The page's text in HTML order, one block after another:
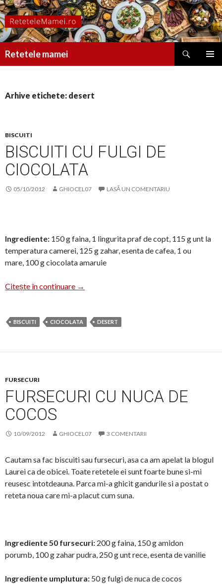
Retetele mamei
Arhive etichete: desert
BISCUITI
BISCUITI CU FULGI DE
CIOCOLATA
05/10/2012 GHIOCEL07 LASĂ UN COMENTARIU
Ingrediente: 150 g faina, 1 lingurita praf de copt, 115 g unt la
temperatura camerei, 125 g zahar, esenta de cafea, 1 ou
mare, 100 g ciocolata amaruie
Citește în continuare Biscuiti cu fulgi de ciocolata
→
BISCUITI CIOCOLATA DESERT
FURSECURI
FURSECURI CU NUCA DE
COCOS
10/09/2012 GHIOCEL07 3 COMENTARII
Cautam sa fac biscuiti sau fursecuri, asa ca am apelat la blogul
Laurei ca de obicei. Toate retetele ei sunt foarte bune si-mi
reusesc intotdeauna. Parca mi-a ghicit gandurile si a postat o
reteta noua care mi-a placut cum suna.
Ingrediente 50 fursecuri: 200 g faina, 150 g amidon
porumb, 100 g zahar pudra, 250 g unt rece, esenta de vanilie
Ingrediente umplutura: 50 g fulgi de nuca de cocos